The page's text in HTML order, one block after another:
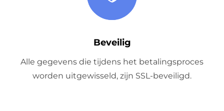
Beveilig
Alle gegevens die tijdens het betalingsproces
worden uitgewisseld, zijn SSL-beveiligd.